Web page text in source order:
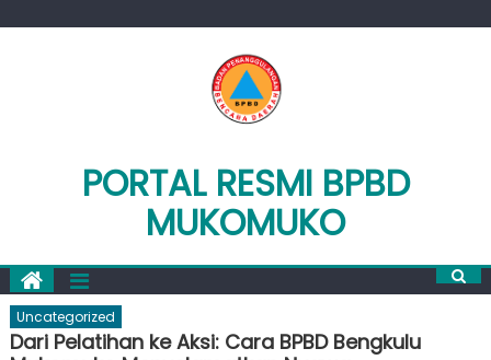
PORTAL RESMI BPBD
MUKOMUKO
Uncategorized
Dari Pelatihan ke Aksi: Cara BPBD Bengkulu